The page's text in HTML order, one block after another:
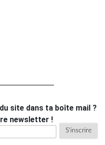
site dans ta boîte mail ?
newsletter !